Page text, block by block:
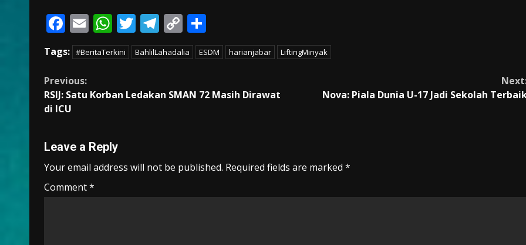
F
ac
e
b
o
o
E
m
ai
W
h
at
A
T
w
itt
T
el
e
a
C
o
p
Li
h
ar
Tags: #BeritaTerkini BahlilLahadalia ESDM harianjabar LiftingMinyak
Continue
Reading
Previous:
RSIJ: Satu Korban Ledakan SMAN 72 Masih Dirawat
di ICU
Nova: Piala Dunia U-17 Jadi Sekolah
Leave a Reply
Your email address will not be published. Required fields are marked *
Comment*